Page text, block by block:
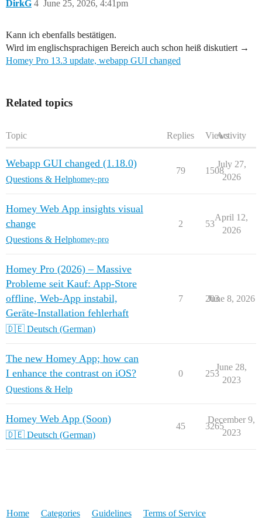
DirkG June 25, 2026, 4:41pm
4
Kann ich ebenfalls bestätigen.
Wird im englischsprachigen Bereich auch schon heiß diskutiert →
Homey Pro 13.3 update, webapp GUI changed
Related topics
Topic Replies ViewsActivity
Webapp GUI changed (1.18.0)
Questions & Helphomey-pro
79 1508
July 27,
2026
Homey Web App insights visual
change
Questions & Helphomey-pro
2 53
April 12,
2026
Homey Pro (2026) – Massive
Probleme seit Kauf: App‑Store
offline, Web‑App instabil,
Geräte‑Installation fehlerhaft
🇩🇪 Deutsch (German)
7 203
June 8, 2026
The new Homey App; how can
I enhance the contrast on iOS?
Questions & Help
0 253
June 28,
2023
Homey Web App (Soon)
🇩🇪 Deutsch (German)
45 3265
December 9,
2023
Home Categories Guidelines Terms of Service